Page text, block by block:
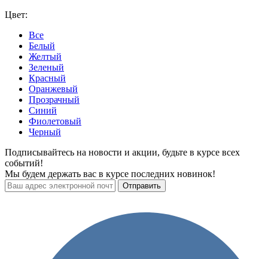
Цвет:
Все
Белый
Желтый
Зеленый
Красный
Оранжевый
Прозрачный
Синий
Фиолетовый
Черный
Подписывайтесь на новости и акции, будьте в курсе всех
событий!
Мы будем держать вас в курсе последних новинок!